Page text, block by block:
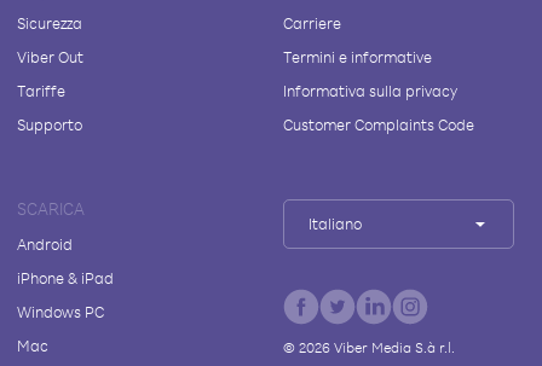
Sicurezza
Viber Out
Tariffe
Supporto
Carriere
Termini e informative
Informativa sulla privacy
Customer Complaints Code
SCARICA
Android
iPhone & iPad
Windows PC
Mac
Italiano
© 2026Viber Media S.à r.l.